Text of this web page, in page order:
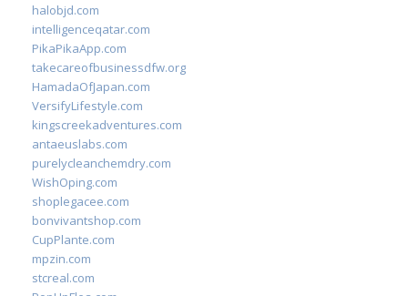
halobjd.com
intelligenceqatar.com
PikaPikaApp.com
takecareofbusinessdfw.org
HamadaOfJapan.com
VersifyLifestyle.com
kingscreekadventures.com
antaeuslabs.com
purelycleanchemdry.com
WishOping.com
shoplegacee.com
bonvivantshop.com
CupPlante.com
mpzin.com
stcreal.com